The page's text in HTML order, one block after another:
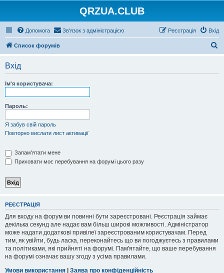
QRZUA.CLUB
Допомога Зв'язок з адміністрацією Вхід
Реєстрація
Список форумів
Вхід
Ім'я користувача:
Пароль:
Я забув свій пароль
Повторно вислати лист активації
Запам'ятати мене
Приховати моє перебування на форумі цього разу
РЕЄСТРАЦІЯ
Для входу на форум ви повинні бути зареєстровані. Реєстрація займає
декілька секунд але надає вам більш широкі можливості. Адміністратор
може надати додаткові привілеї зареєстрованим користувачам. Перед
тим, як увійти, будь ласка, переконайтесь що ви погоджуєтесь з правилами
та політиками, які прийняті на форумі. Пам'ятайте, що ваше перебування
на форумі означає вашу згоду з усіма правилами.
Умови використання | Заява про конфіденційність